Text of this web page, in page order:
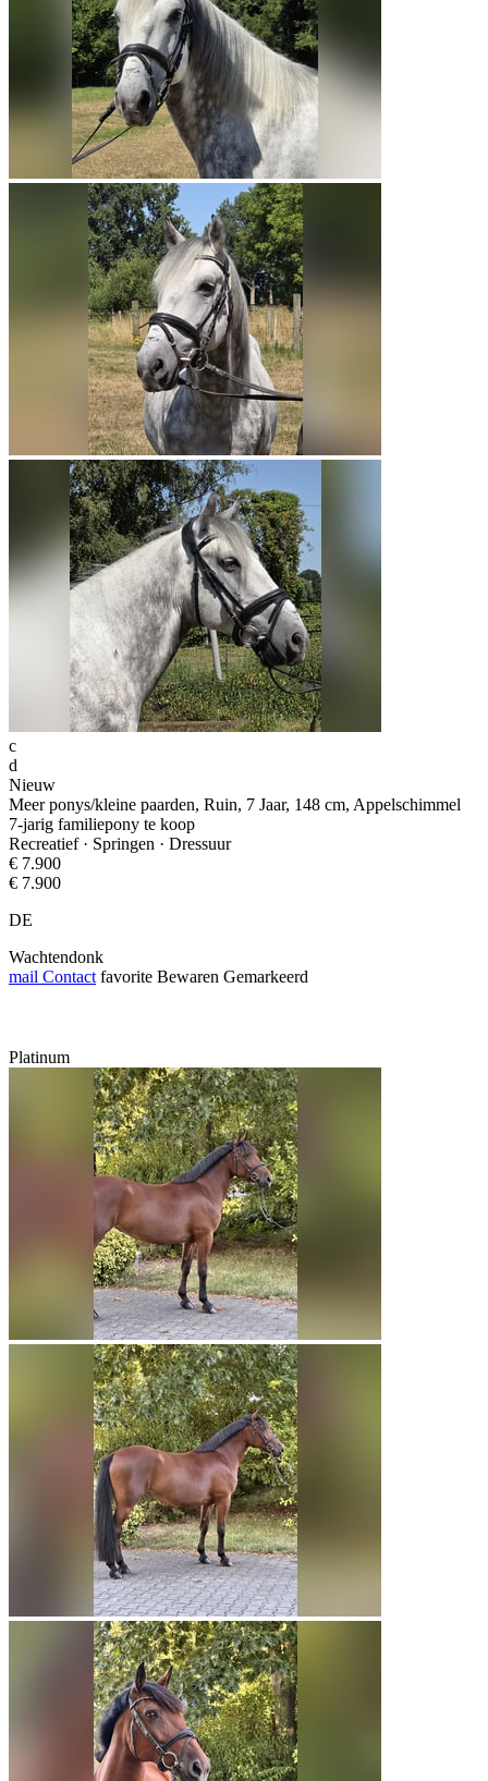
c
d
Nieuw
Meer ponys/kleine paarden, Ruin, 7 Jaar, 148 cm, Appelschimmel
7-jarig familiepony te koop
Recreatief · Springen · Dressuur
€ 7.900
€ 7.900
DE
Wachtendonk
mail Contact favorite Bewaren Gemarkeerd
Platinum